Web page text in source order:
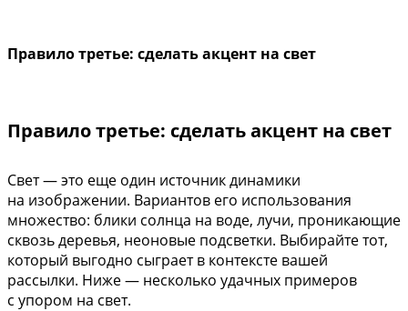
Правило третье: сделать акцент на свет
Правило третье: сделать акцент на свет
Свет — это еще один источник динамики
на изображении. Вариантов его использования
множество: блики солнца на воде, лучи, проникающие
сквозь деревья, неоновые подсветки. Выбирайте тот,
который выгодно сыграет в контексте вашей
рассылки. Ниже — несколько удачных примеров
с упором на свет.